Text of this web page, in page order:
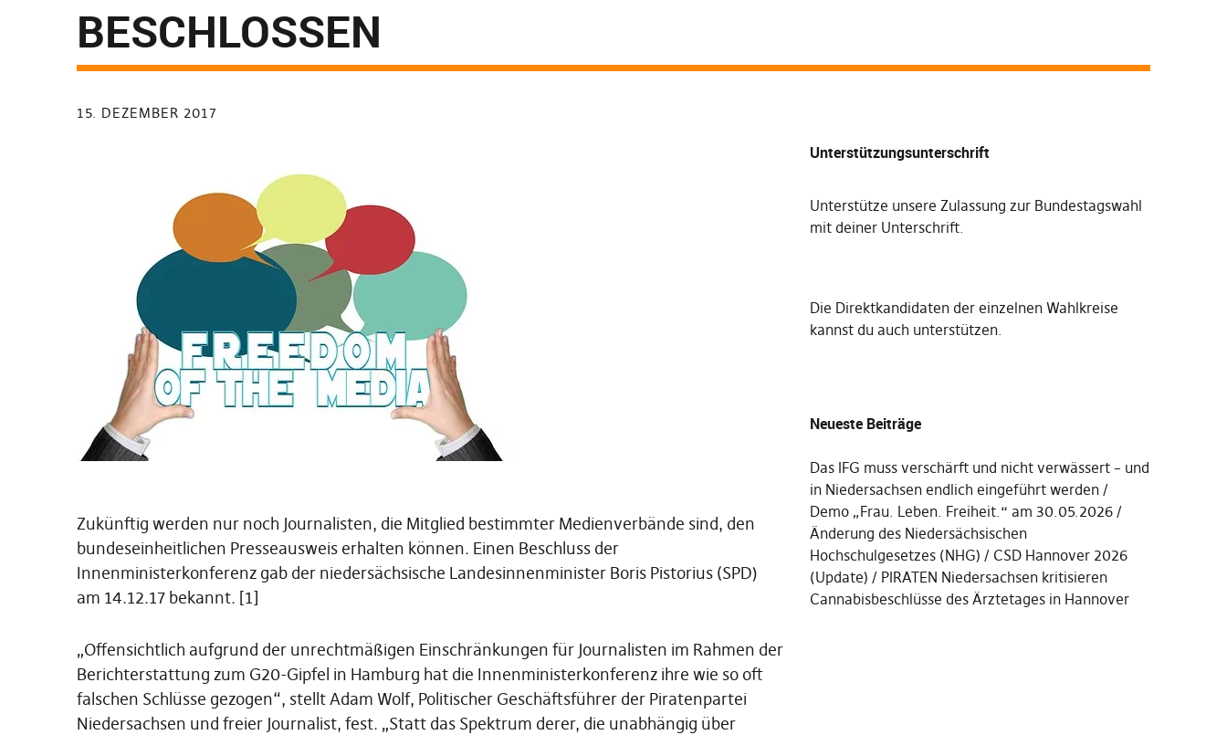
BESCHLOSSEN
15. DEZEMBER 2017
Zukünftig werden nur noch Journalisten, die Mitglied bestimmter Medienverbände sind, den
bundeseinheitlichen Presseausweis erhalten können. Einen Beschluss der
Innenministerkonferenz gab der niedersächsische Landesinnenminister Boris Pistorius (SPD)
am 14.12.17 bekannt. [1]
„Offensichtlich aufgrund der unrechtmäßigen Einschränkungen für Journalisten im Rahmen der
Berichterstattung zum G20-Gipfel in Hamburg hat die Innenministerkonferenz ihre wie so oft
falschen Schlüsse gezogen“, stellt Adam Wolf, Politischer Geschäftsführer der Piratenpartei
Niedersachsen und freier Journalist, fest. „Statt das Spektrum derer, die unabhängig über
Unterstützungsunterschrift
Unterstütze unsere Zulassung zur Bundestagswahl
mit deiner Unterschrift.
Die Direktkandidaten der einzelnen Wahlkreise
kannst du auch unterstützen.
Neueste Beiträge
Das IFG muss verschärft und nicht verwässert – und
in Niedersachsen endlich eingeführt werden
Demo „Frau. Leben. Freiheit.“ am 30.05.2026
Änderung des Niedersächsischen
Hochschulgesetzes (NHG)
CSD Hannover 2026
(Update)
PIRATEN Niedersachsen kritisieren
Cannabisbeschlüsse des Ärztetages in Hannover